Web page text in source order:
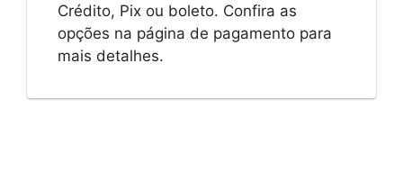
Crédito, Pix ou boleto. Confira as
opções na página de pagamento para
mais detalhes.